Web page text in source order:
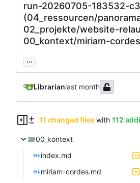
run-20260705-183532-
(04_ressourcen/
02_projekte/website-
00_kontext/miriam-
...
Librarian
11 changed files with 112
00_kontext
index.md
miriam-cordes.md